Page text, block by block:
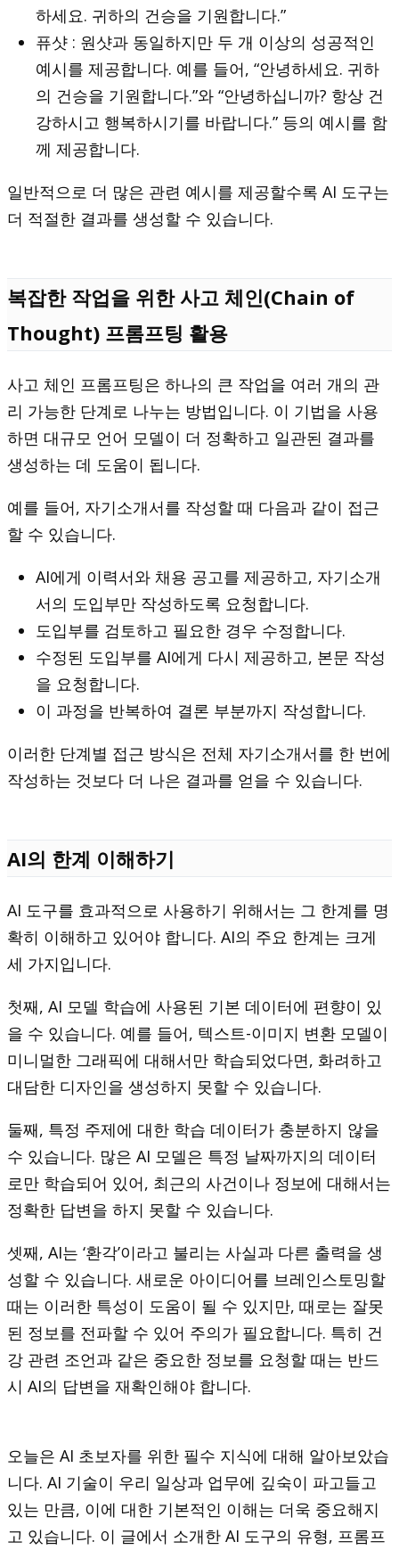
하세요. 귀하의 건승을 기원합니다.”
퓨샷 : 원샷과 동일하지만 두 개 이상의 성공적인
예시를 제공합니다. 예를 들어, “안녕하세요. 귀하
의 건승을 기원합니다.”와 “안녕하십니까? 항상 건
강하시고 행복하시기를 바랍니다.” 등의 예시를 함
께 제공합니다.
일반적으로 더 많은 관련 예시를 제공할수록 AI 도구는
더 적절한 결과를 생성할 수 있습니다.
복잡한 작업을 위한 사고 체인(Chain of
Thought) 프롬프팅 활용
사고 체인 프롬프팅은 하나의 큰 작업을 여러 개의 관
리 가능한 단계로 나누는 방법입니다. 이 기법을 사용
하면 대규모 언어 모델이 더 정확하고 일관된 결과를
생성하는 데 도움이 됩니다.
예를 들어, 자기소개서를 작성할 때 다음과 같이 접근
할 수 있습니다.
AI에게 이력서와 채용 공고를 제공하고, 자기소개
서의 도입부만 작성하도록 요청합니다.
도입부를 검토하고 필요한 경우 수정합니다.
수정된 도입부를 AI에게 다시 제공하고, 본문 작성
을 요청합니다.
이 과정을 반복하여 결론 부분까지 작성합니다.
이러한 단계별 접근 방식은 전체 자기소개서를 한 번에
작성하는 것보다 더 나은 결과를 얻을 수 있습니다.
AI의 한계 이해하기
AI 도구를 효과적으로 사용하기 위해서는 그 한계를 명
확히 이해하고 있어야 합니다. AI의 주요 한계는 크게
세 가지입니다.
첫째, AI 모델 학습에 사용된 기본 데이터에 편향이 있
을 수 있습니다. 예를 들어, 텍스트-이미지 변환 모델이
미니멀한 그래픽에 대해서만 학습되었다면, 화려하고
대담한 디자인을 생성하지 못할 수 있습니다.
둘째, 특정 주제에 대한 학습 데이터가 충분하지 않을
수 있습니다. 많은 AI 모델은 특정 날짜까지의 데이터
로만 학습되어 있어, 최근의 사건이나 정보에 대해서는
정확한 답변을 하지 못할 수 있습니다.
셋째, AI는 ‘환각’이라고 불리는 사실과 다른 출력을 생
성할 수 있습니다. 새로운 아이디어를 브레인스토밍할
때는 이러한 특성이 도움이 될 수 있지만, 때로는 잘못
된 정보를 전파할 수 있어 주의가 필요합니다. 특히 건
강 관련 조언과 같은 중요한 정보를 요청할 때는 반드
시 AI의 답변을 재확인해야 합니다.
오늘은 AI 초보자를 위한 필수 지식에 대해 알아보았습
니다. AI 기술이 우리 일상과 업무에 깊숙이 파고들고
있는 만큼, 이에 대한 기본적인 이해는 더욱 중요해지
고 있습니다. 이 글에서 소개한 AI 도구의 유형, 프롬프